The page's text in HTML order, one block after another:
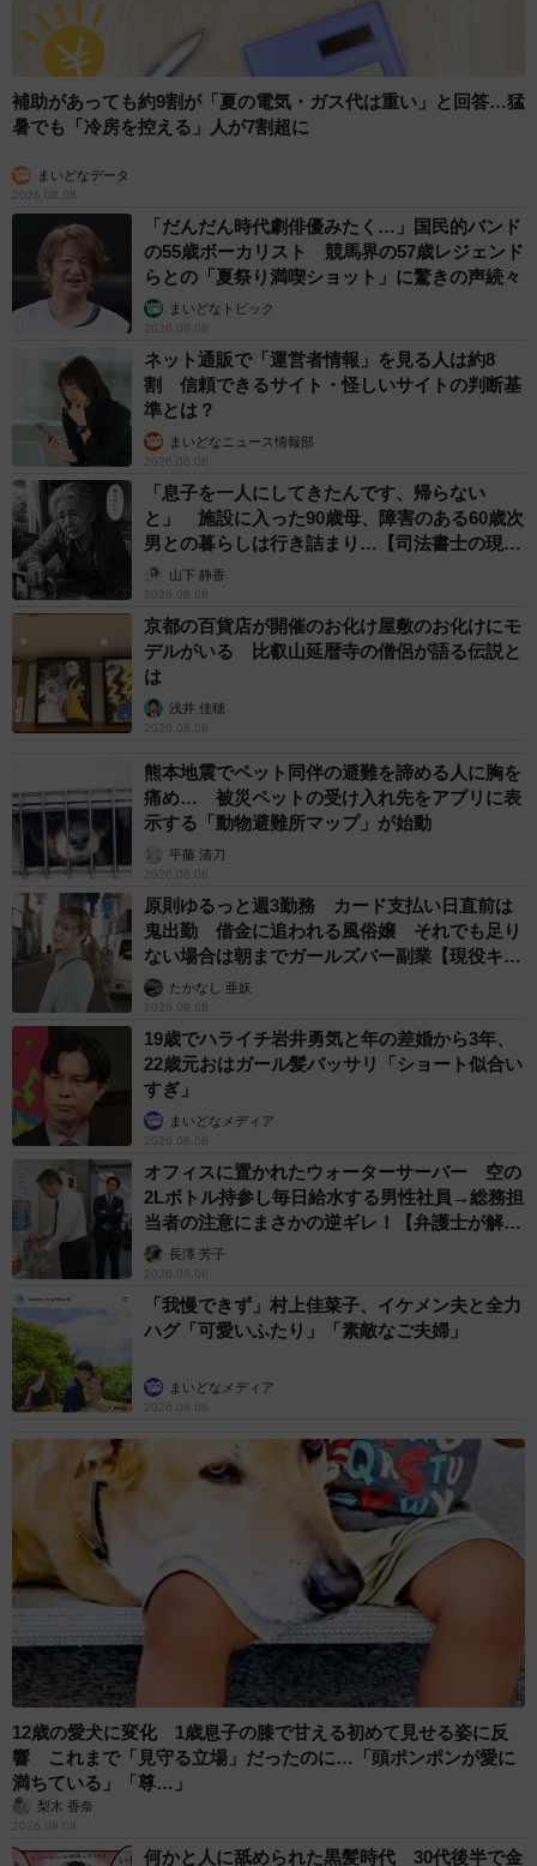
すべてのチェックを終え、「来てよかった」と話した場面／仲道 弘泰さ
ん（@nakamichi0212）提供
「美容室難民最後の砦」として、これまで多くの悩める顧
変わった』という言葉こそが、何よりのやりがい」と語り
ます。
は『なりたいイメージ』を画像で伝えることから始めてみ
てください。ぜひ、Ange Reveにもご来店ください！
（笑）」
補助があっても約9割が「夏の電気・ガス代は重い」と回答…猛
暑でも「冷房を控える」人が7割超に
まいどなデータ
2026.08.08
「だんだん時代劇俳優みたく…」国民的バンド
の55歳ボーカリスト 競馬界の57歳レジェンド
らとの「夏祭り満喫ショット」に驚きの声続々
まいどなトピック
2026.08.08
ネット通販で「運営者情報」を見る人は約8
割 信頼できるサイト・怪しいサイトの判断基
準とは？
まいどなニュース情報部
2026.08.08
「息子を一人にしてきたんです、帰らない
と」 施設に入った90歳母、障害のある60歳次
男との暮らしは行き詰まり…【司法書士の現場
から】山下 静香
2026.08.08
京都の百貨店が開催のお化け屋敷のお化けにモ
デルがいる 比叡山延暦寺の僧侶が語る伝説と
は
浅井 佳穂
2026.08.08
熊本地震でペット同伴の避難を諦める人に胸を
痛め… 被災ペットの受け入れ先をアプリに表
示する「動物避難所マップ」が始動
平藤 清刀
2026.08.08
原則ゆるっと週3勤務 カード支払い日直前は
鬼出勤 借金に追われる風俗嬢 それでも足り
ない場合は朝までガールズバー副業【現役キャ
ストに取材】
たかなし 亜妖
2026.08.08
19歳でハライチ岩井勇気と年の差婚から3年、
22歳元おはガール髪バッサリ「ショート似合い
すぎ」
まいどなメディア
2026.08.08
オフィスに置かれたウォーターサーバー 空の
2Lボトル持参し毎日給水する男性社員→総務担
当者の注意にまさかの逆ギレ！【弁護士が解
説】長澤 芳子
2026.08.08
「我慢できず」村上佳菜子、イケメン夫と全力
ハグ「可愛いふたり」「素敵なご夫婦」
まいどなメディア
2026.08.08
12歳の愛犬に変化 1歳息子の膝で甘える初めて見せる姿に反
響 これまで「見守る立場」だったのに…「頭ポンポンが愛に
満ちている」「尊…」
梨木 香奈
2026.08.08
何かと人に舐められた黒髪時代 30代後半で金